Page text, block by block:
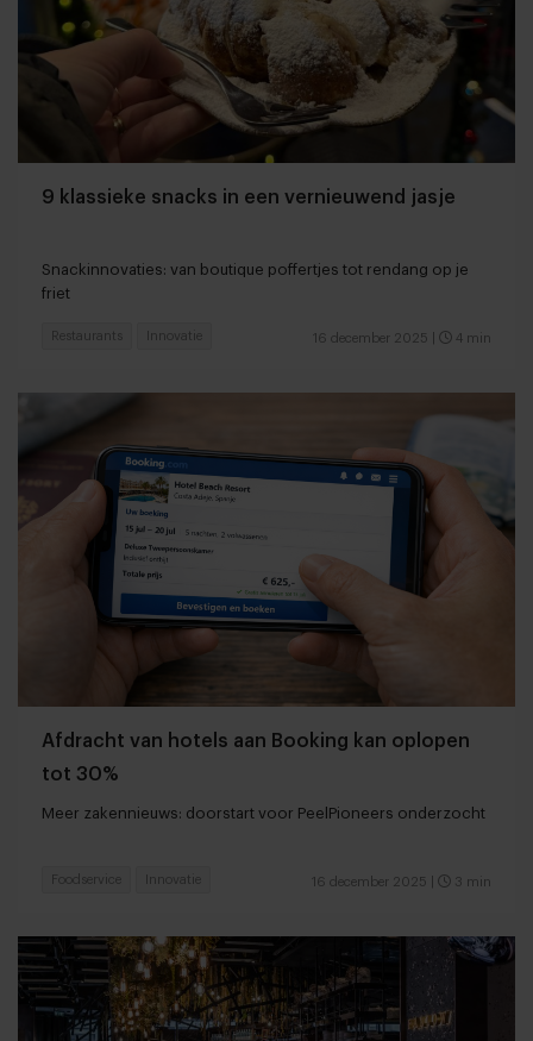
9 klassieke snacks in een vernieuwend jasje
Snackinnovaties: van boutique poffertjes tot rendang op je
friet
16 december 2025 4 min
Restaurants Innovatie
Afdracht van hotels aan Booking kan oplopen
tot 30%
Meer zakennieuws: doorstart voor PeelPioneers onderzocht
16 december 2025 3 min
Foodservice Innovatie